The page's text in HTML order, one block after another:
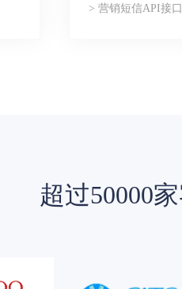
> 营销短信API接
超过50000